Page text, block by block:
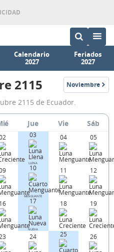
Calendario
2027
Feriados
2027
Calendario
Lunar
Octubre
2115
de
Ecuador.
2115 Noviembre
2115
2115 de Ecuador.
Jue Vie Sáb
03
LLENA
04 05
10
MENGUANTE
11 12
16 17
NUEVA
18 19
24 25 26